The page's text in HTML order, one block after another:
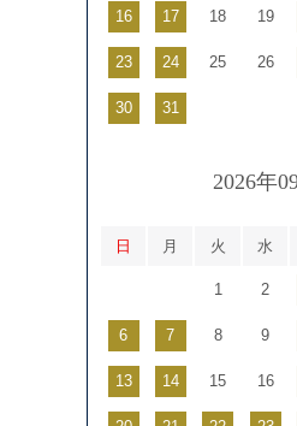
16 17 18 19
23 24 25 26
30 31
2026年
日 月 火 水
1 2
6 7 8 9
13 14 15 16